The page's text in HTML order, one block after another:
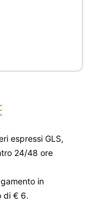
espressi GLS,
24/48 ore
in
di € 6.